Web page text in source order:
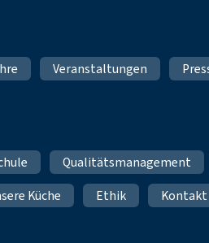
Veranstaltungen
Qualitätsmanagement
Küche Ethik Kontakt